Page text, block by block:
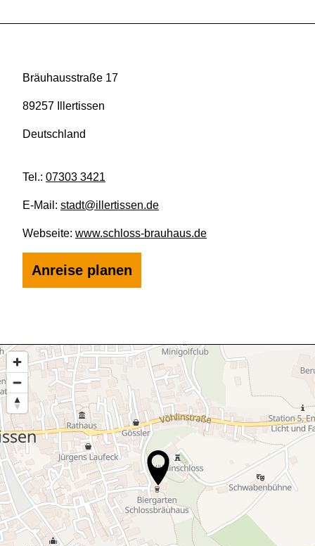
Bräuhausstraße 17
89257 Illertissen
Deutschland
Tel.: 07303 3421
E-Mail: stadt@illertissen.de
Webseite: www.schloss-brauhaus.de
Anreise planen